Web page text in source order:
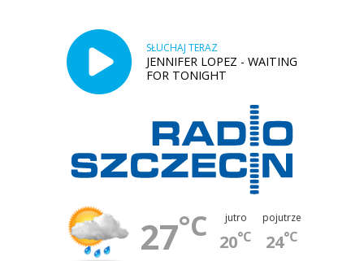
SŁUCHAJ TERAZ
JENNIFER LOPEZ - WAITING
FOR TONIGHT
27°C jutro
20°C
pojutrze
24°C